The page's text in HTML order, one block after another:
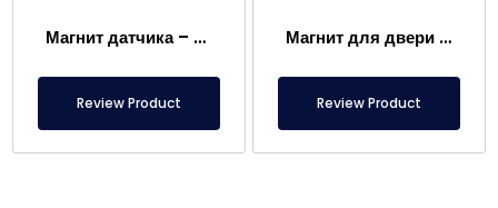
Магнит датчика – 2×2 мм
Review Product
Магнит для двери каравана
Review Product